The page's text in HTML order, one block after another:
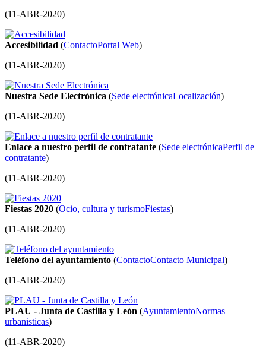
(11-ABR-2020)
Accesibilidad (ContactoPortal Web)
(11-ABR-2020)
Nuestra Sede Electrónica (Sede electrónicaLocalización)
(11-ABR-2020)
Enlace a nuestro perfil de contratante (Sede electrónicaPerfil de
contratante)
(11-ABR-2020)
Fiestas 2020 (Ocio, cultura y turismoFiestas)
(11-ABR-2020)
Teléfono del ayuntamiento (ContactoContacto Municipal)
(11-ABR-2020)
PLAU - Junta de Castilla y León (AyuntamientoNormas
urbanisticas)
(11-ABR-2020)